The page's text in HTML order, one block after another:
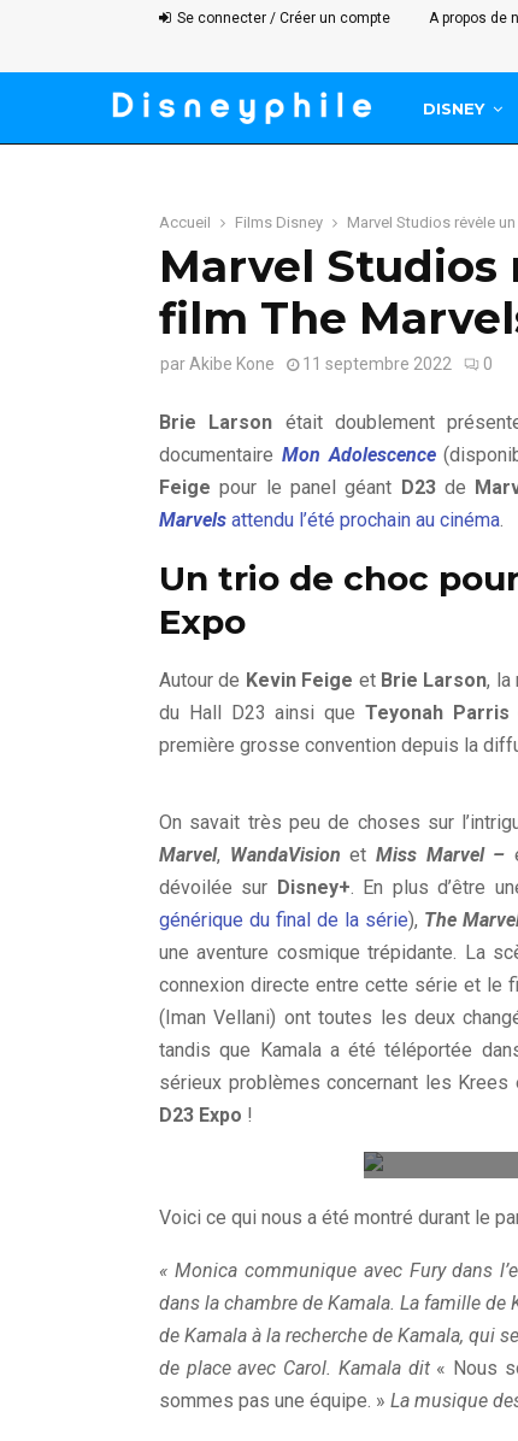
Se connecter / Créer un compte A propos de
DISNEY
Accueil Films Disney Marvel Studios révèle
Marvel Studios
film The
par Akibe Kone 11 septembre 2022 0
Brie Larson était doublement
documentaire Mon Adolescence
Feige pour le panel géant D23de
Marvels attendu l’été prochain au cinéma.
Un trio de choc
Expo
Autour de Kevin Feige et Brie Larson, la
du Hall D23 ainsi que Teyonah Parris
première grosse convention depuis la
Nia DaCosta, Iman
Expo 2022
On savait très peu de choses sur
Marvel, WandaVision etMiss Marvel –
dévoilée sur Disney+ . En plus d’être
générique du final de la série), The
une aventure cosmique trépidante. La
connexion directe entre cette série et le
(Iman Vellani) ont toutes les deux
tandis que Kamala a été téléportée
sérieux problèmes concernant les
D23 Expo !
Voici ce qui nous a été montré durant le
« Monica communique avec Fury dans
dans la chambre de Kamala. La famille
de Kamala à la recherche de Kamala, qui
de place avec Carol. Kamala dit « Nous
sommes pas une équipe. » La musique